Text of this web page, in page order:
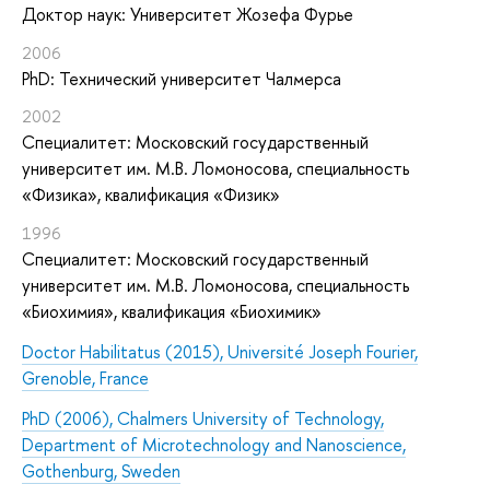
Доктор наук: Университет Жозефа Фурье
2006
PhD: Технический университет Чалмерса
2002
Специалитет: Московский государственный
университет им. М.В. Ломоносова, специальность
«Физика», квалификация «Физик»
1996
Специалитет: Московский государственный
университет им. М.В. Ломоносова, специальность
«Биохимия», квалификация «Биохимик»
Doctor Habilitatus (2015), Université Joseph Fourier,
Grenoble, France
PhD (2006), Chalmers University of Technology,
Department of Microtechnology and Nanoscience,
Gothenburg, Sweden